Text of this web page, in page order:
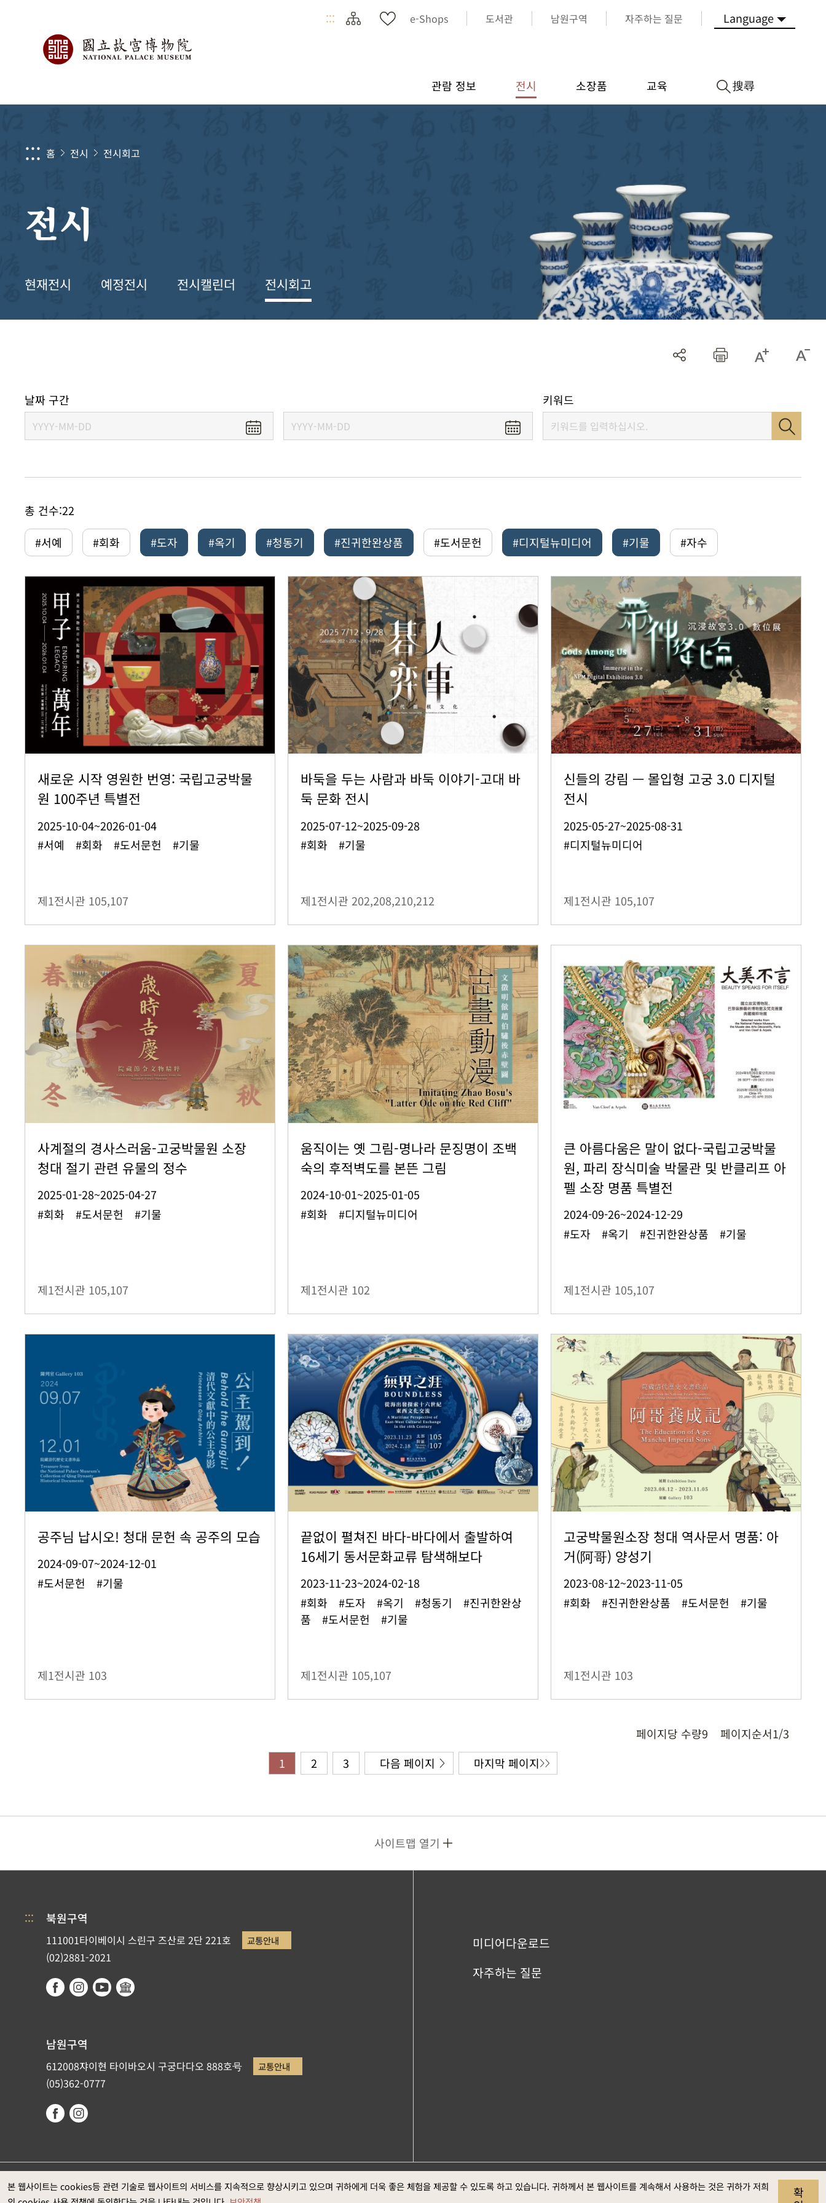
본 웹사이트는 cookies등 관련 기술로 웹사이트의 서비스를 지속적으로 향상시키고 있으며 귀하에게 더욱 좋은 체험을 제공할 수 있도록 하고 있습니다. 귀하께서 본 웹사이트를 계속해서 사용하는 것은 귀하가 저희
확
::: e-Shops 도서관 남원구역 자주하는 질문 Language
관람 정보 전시 소장품 교육 搜尋
::: 홈 전시 전시회고
전시
현재전시 예정전시 전시캘린더 전시회고
날짜 구간 키워드
총 건수:22
#서예
#회화 #도자 #옥기 #청동기 #진귀한완상품 #도서문헌 #디지털뉴미디어 #기물 #자수
새로운 시작 영원한 번영: 국립고궁박물
원 100주년 특별전
2025-10-04~2026-01-04
#서예 #회화 #도서문헌 #기물
제1전시관 105,107
바둑을 두는 사람과 바둑 이야기-고대 바
둑 문화 전시
2025-07-12~2025-09-28
#회화 #기물
제1전시관 202,208,210,212
신들의 강림 — 몰입형 고궁 3.0 디지털
전시
2025-05-27~2025-08-31
#디지털뉴미디어
제1전시관 105,107
사계절의 경사스러움-고궁박물원 소장
청대 절기 관련 유물의 정수
2025-01-28~2025-04-27
#회화 #도서문헌 #기물
제1전시관 105,107
움직이는 옛 그림-명나라 문징명이 조백
숙의 후적벽도를 본뜬 그림
2024-10-01~2025-01-05
#회화 #디지털뉴미디어
제1전시관 102
큰 아름다움은 말이 없다-국립고궁박물
원, 파리 장식미술 박물관 및 반클리프 아
펠 소장 명품 특별전
2024-09-26~2024-12-29
#도자 #옥기 #진귀한완상품 #기물
제1전시관 105,107
공주님 납시오! 청대 문헌 속 공주의 모습
2024-09-07~2024-12-01
#도서문헌 #기물
제1전시관 103
끝없이 펼쳐진 바다-바다에서 출발하여
16세기 동서문화교류 탐색해보다
2023-11-23~2024-02-18
#회화 #도자 #옥기 #청동기 #진귀한완상
품 #도서문헌 #기물
제1전시관 105,107
고궁박물원소장 청대 역사문서 명품: 아
거(阿哥) 양성기
2023-08-12~2023-11-05
#회화 #진귀한완상품 #도서문헌 #기물
제1전시관 103
페이지당 수량9 페이지순서1/3
1
2 3 다음 페이지 마지막 페이지
사이트맵 열기
::: 북원구역
111001타이베이시 스린구 즈산로 2단 221호 교통안내
(02)2881-2021
남원구역
612008쟈이현 타이바오시 구궁다다오 888호号 교통안내
(05)362-0777
미디어다운로드
자주하는 질문
국립고궁박물원이 저작권을 갖고 있습니다. 권장 웹브라우저: Edge，Google Chrome최신버전 (스크린 최적의 화면 효 정부 웹사이트 자료개
개인정보
보안정
웹접근성